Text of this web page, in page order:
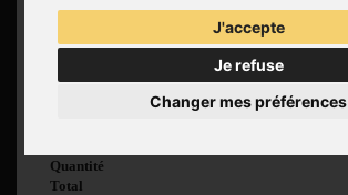
J'accepte
Je refuse
Changer mes préférences
Quantité
Total